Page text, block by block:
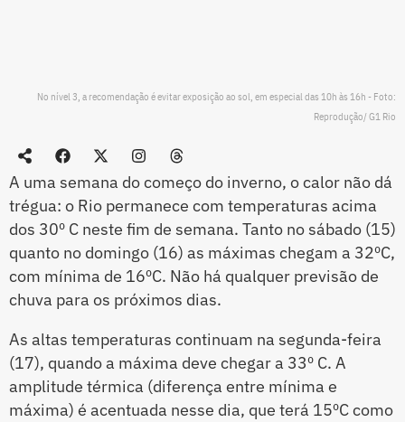
No nível 3, a recomendação é evitar exposição ao sol, em especial das 10h às 16h - Foto:
Reprodução/ G1 Rio
A uma semana do começo do inverno, o calor não dá
trégua: o Rio permanece com temperaturas acima
dos 30º C neste fim de semana. Tanto no sábado (15)
quanto no domingo (16) as máximas chegam a 32ºC,
com mínima de 16ºC. Não há qualquer previsão de
chuva para os próximos dias.
As altas temperaturas continuam na segunda-feira
(17), quando a máxima deve chegar a 33º C. A
amplitude térmica (diferença entre mínima e
máxima) é acentuada nesse dia, que terá 15ºC como